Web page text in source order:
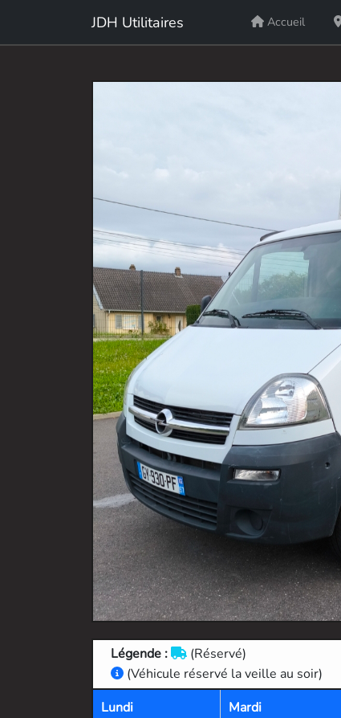
JDH Utilitaires Accueil
Légende :
(Réservé)
(Véhicule réservé la veille au soir)
Lundi
Mardi